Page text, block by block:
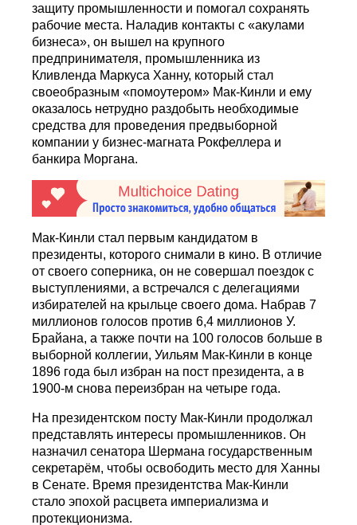
защиту промышленности и помогал сохранять
рабочие места. Наладив контакты с «акулами
бизнеса», он вышел на крупного
предпринимателя, промышленника из
Кливленда Маркуса Ханну, который стал
своеобразным «помоутером» Мак-Кинли и ему
оказалось нетрудно раздобыть необходимые
средства для проведения предвыборной
компании у бизнес-магната Рокфеллера и
банкира Моргана.
Мак-Кинли стал первым кандидатом в
президенты, которого снимали в кино. В отличие
от своего соперника, он не совершал поездок с
выступлениями, а встречался с делегациями
избирателей на крыльце своего дома. Набрав 7
миллионов голосов против 6,4 миллионов У.
Брайана, а также почти на 100 голосов больше в
выборной коллегии, Уильям Мак-Кинли в конце
1896 года был избран на пост президента, а в
1900-м снова переизбран на четыре года.
На президентском посту Мак-Кинли продолжал
представлять интересы промышленников. Он
назначил сенатора Шермана государственным
секретарём, чтобы освободить место для Ханны
в Сенате. Время президентства Мак-Кинли
стало эпохой расцвета империализма и
протекционизма.